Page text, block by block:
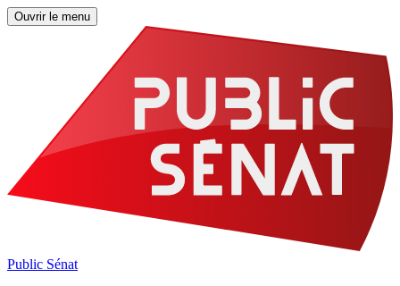
Ouvrir le menu
Public Sénat